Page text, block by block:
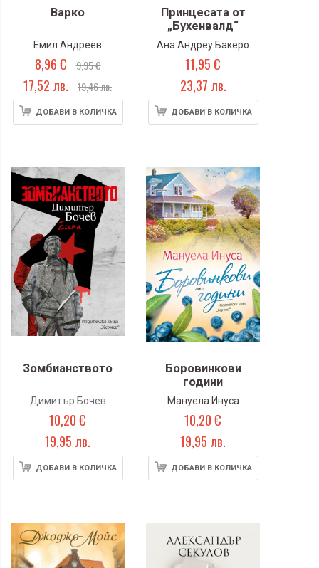
Варко
Емил Андреев
8,96 € 9,95 €
17,52 лв. 19,46 лв.
ДОБАВИ В КОЛИЧКА
Принцесата от
„Бухенвалд“
Ана Андреу Бакеро
11,95 €
23,37 лв.
ДОБАВИ В КОЛИЧКА
Зомбианството
Димитър Бочев
10,20 €
19,95 лв.
ДОБАВИ В КОЛИЧКА
Боровинкови
години
Мануела Инуса
10,20 €
19,95 лв.
ДОБАВИ В КОЛИЧКА